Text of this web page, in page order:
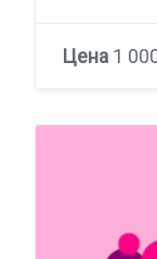
Цена 1